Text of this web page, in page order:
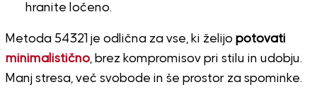
hranite ločeno.
Metoda 54321 je odlična za vse, ki želijo potovati
minimalistično, brez kompromisov pri stilu in udobju.
Manj stresa, več svobode in še prostor za spominke.